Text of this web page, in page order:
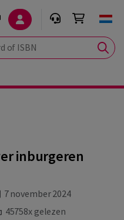
inburgeren
7 november 2024
45758x gelezen